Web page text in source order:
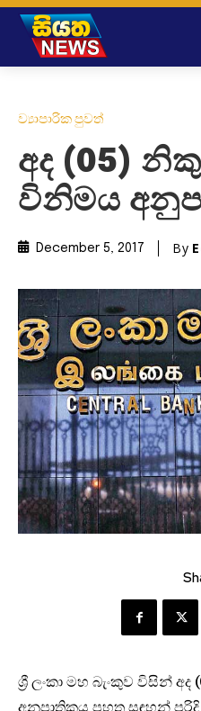
ව්‍යාපාරික පුවත්
අද (05)
විනිමය
December 5, 2017 By
ශ්‍රී ලංකා මහ බැංකුව විසින්
අනුපාතිකය පහත සඳහන් පරිදි